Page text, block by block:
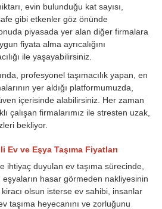
evin bulunduğu kat sayısı,
gibi etkenler göz önünde
piyasada yer alan diğer firmalara
fiyata alma ayrıcalığını
ile yaşayabilirsiniz.
profesyonel taşımacılık yapan, en
yer aldığı platformumuzda,
içerisinde alabilirsiniz. Her zaman
çalışan firmalarımız ile stresten uzak,
bekliyor.
Ev ve Eşya Taşıma Fiyatları
ihtiyaç duyulan ev taşıma sürecinde,
hasar görmeden nakliyesinin
olsun isterse ev sahibi, insanlar
taşıma heyecanını ve zorluğunu